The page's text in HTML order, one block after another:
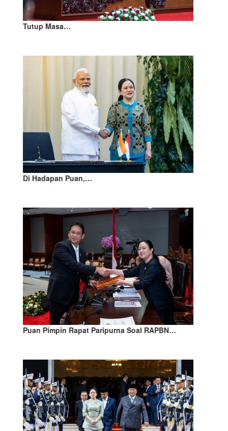
Tutup Masa…
Di Hadapan Puan,…
Puan Pimpin Rapat Paripurna Soal RAPBN…